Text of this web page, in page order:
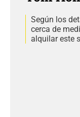
Según los
cerca de
alquilar este